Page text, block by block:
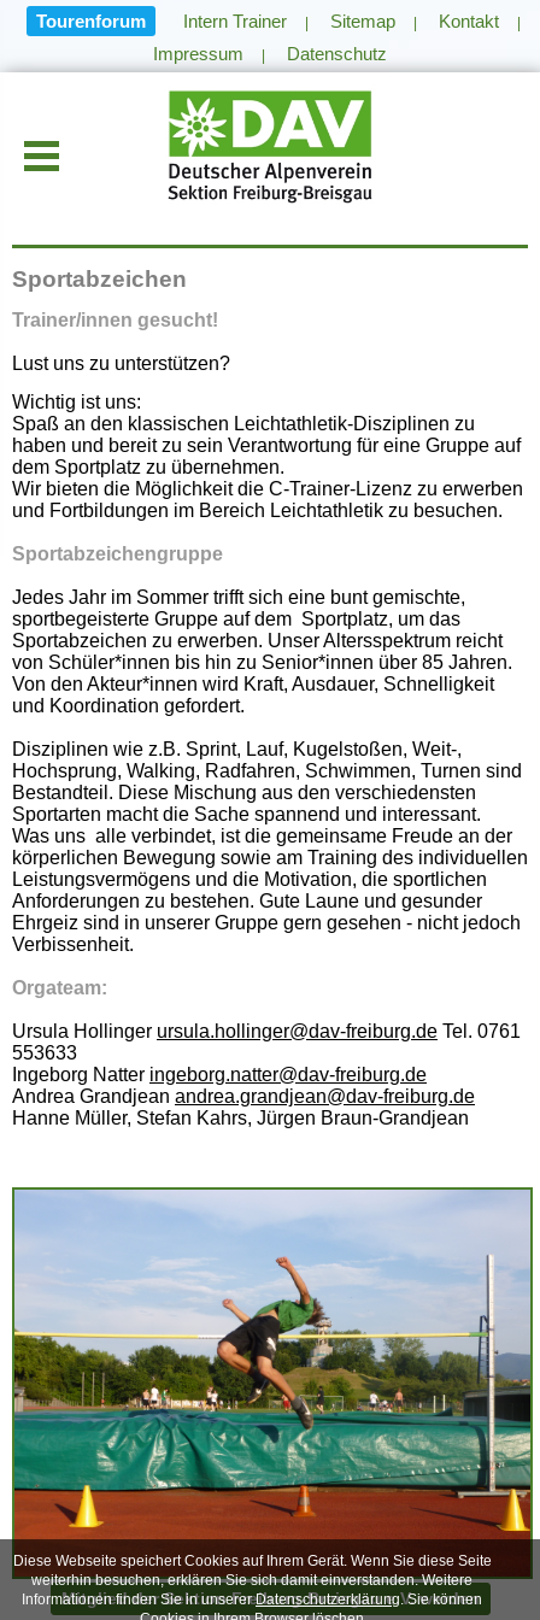
Diese Webseite speichert Cookies auf Ihrem Gerät. Wenn Sie diese Seite
weiterhin besuchen, erklären Sie sich damit einverstanden. Weitere
Informationen finden Sie in unsererDatenschutzerklärung. Sie können
Tourenforum Intern Trainer Sitemap Kontakt
Impressum Datenschutz
Sportabzeichen
Trainer/innen gesucht!
Lust uns zu unterstützen?
Wichtig ist uns:
Spaß an den klassischen Leichtathletik-Disziplinen zu
haben und bereit zu sein Verantwortung für eine Gruppe auf
dem Sportplatz zu übernehmen.
Wir bieten die Möglichkeit die C-Trainer-Lizenz zu erwerben
und Fortbildungen im Bereich Leichtathletik zu besuchen.
Sportabzeichengruppe
Jedes Jahr im Sommer trifft sich eine bunt gemischte,
sportbegeisterte Gruppe auf dem Sportplatz, um das
Sportabzeichen zu erwerben. Unser Altersspektrum reicht
von Schüler*innen bis hin zu Senior*innen über 85 Jahren.
Von den Akteur*innen wird Kraft, Ausdauer, Schnelligkeit
und Koordination gefordert.
Disziplinen wie z.B. Sprint, Lauf, Kugelstoßen, Weit-,
Hochsprung, Walking, Radfahren, Schwimmen, Turnen sind
Bestandteil. Diese Mischung aus den verschiedensten
Sportarten macht die Sache spannend und interessant.
Was uns alle verbindet, ist die gemeinsame Freude an der
körperlichen Bewegung sowie am Training des individuellen
Leistungsvermögens und die Motivation, die sportlichen
Anforderungen zu bestehen. Gute Laune und gesunder
Ehrgeiz sind in unserer Gruppe gern gesehen - nicht jedoch
Verbissenheit.
Orgateam:
Ursula Hollinger ursula.hollinger@dav-freiburg.de Tel. 0761
553633
Ingeborg Natter ingeborg.natter@dav-freiburg.de
Andrea Grandjean andrea.grandjean@dav-freiburg.de
Hanne Müller, Stefan Kahrs, Jürgen Braun-Grandjean
Mitglied der Sektion Freiburg-Breisgau e.V. werden